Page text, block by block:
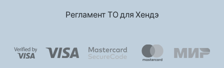
Регламент ТО для Хендэ